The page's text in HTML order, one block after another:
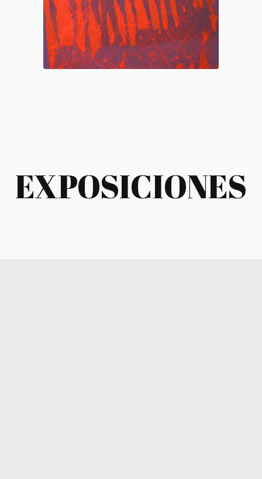
EXPOSICIONES